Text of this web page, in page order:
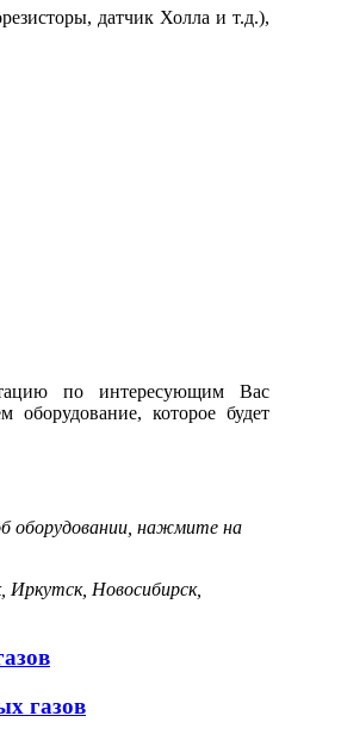
датчик Холла и т.д.),
по интересующим Вас
оборудование, которое будет
оборудовании, нажмите на
Иркутск, Новосибирск,
газов